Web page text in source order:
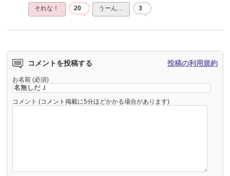
それな！ 20 うーん… 3
コメントを投稿する 投稿の利用規約
お名前 (必須)
コメント (コメント掲載に5分ほどかかる場合があります)